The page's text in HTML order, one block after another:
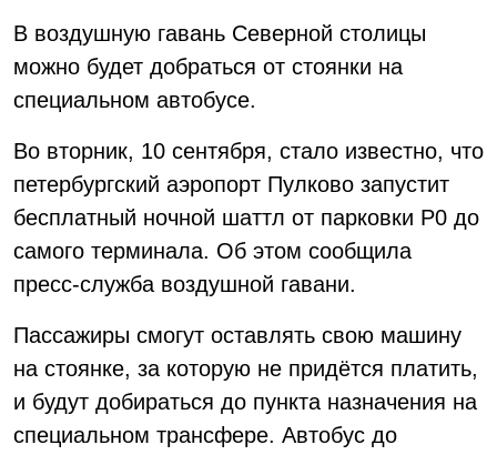
В воздушную гавань Северной столицы
можно будет добраться от стоянки на
специальном автобусе.
Во вторник, 10 сентября, стало известно, что
петербургский аэропорт Пулково запустит
бесплатный ночной шаттл от парковки P0 до
самого терминала. Об этом сообщила
пресс-служба воздушной гавани.
Пассажиры смогут оставлять свою машину
на стоянке, за которую не придётся платить,
и будут добираться до пункта назначения на
специальном трансфере. Автобус до